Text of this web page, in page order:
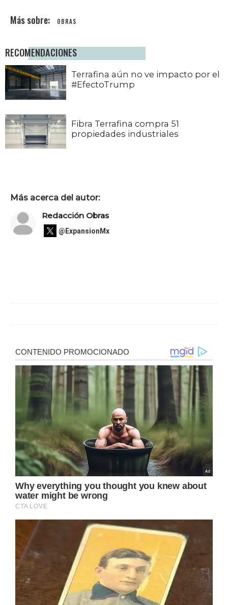
OBRAS
RECOMENDACIONES
Terrafina aún no ve impacto por el
#EfectoTrump
Fibra Terrafina compra 51
propiedades industriales
Más acerca del autor:
Redacción Obras
@ExpansionMx